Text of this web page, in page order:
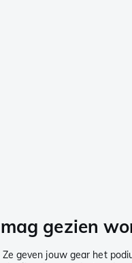
gezien
geven jouw gear het